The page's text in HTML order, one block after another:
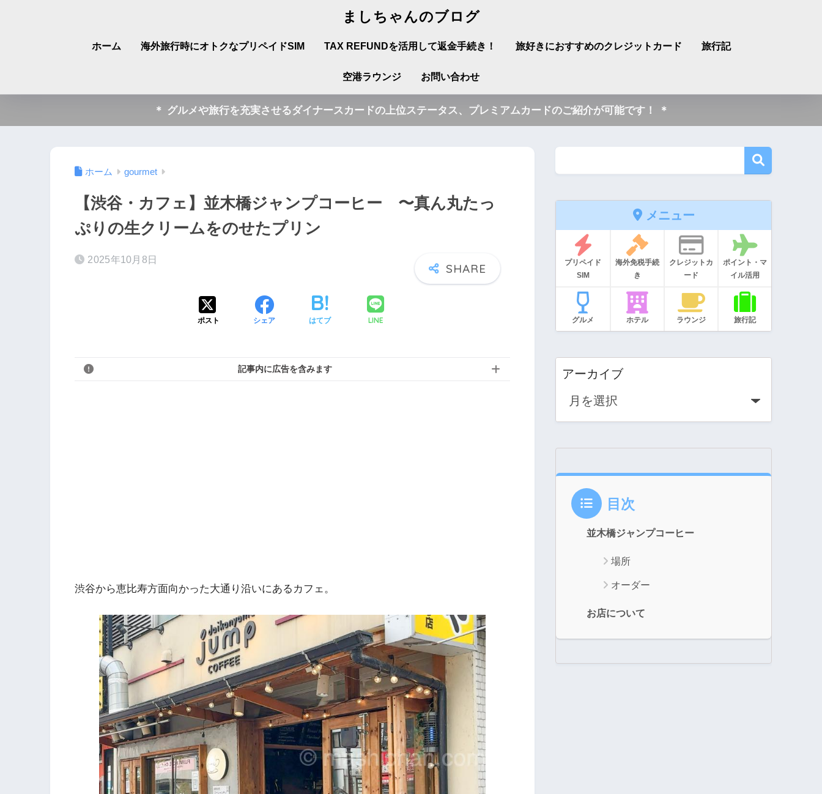
ましちゃんのブログ
ホーム 海外旅行時にオトクなプリペイドSIM TAX REFUNDを活用して返金手続き！ 旅好きにおすすめのクレジットカード 旅行記
空港ラウンジ お問い合わせ
＊ グルメや旅行を充実させるダイナースカードの上位ステータス、プレミアムカードのご紹介が可能です！ ＊
ホーム gourmet
【渋谷・カフェ】並木橋ジャンプコーヒー 〜真ん丸たっ
ぷりの生クリームをのせたプリン
2025年10月8日
ポスト シェア はてブ LINE
記事内に広告を含みます
渋谷から恵比寿方面向かった大通り沿いにあるカフェ。
メニュー
プリペイド
SIM
海外免税手続
き
クレジットカ
ード
ポイント・マ
イル活用
グルメ ホテル ラウンジ 旅行記
アーカイブ
目次
並木橋ジャンプコーヒー
場所
オーダー
お店について